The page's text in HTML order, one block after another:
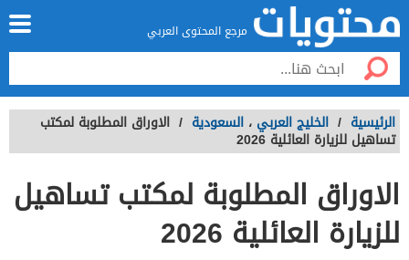
مرجع المحتوى العربي
الرئيسية / الخليج العربي ، السعودية / الاوراق المطلوبة لمكتب
تساهيل للزيارة العائلية 2026
الاوراق المطلوبة لمكتب تساهيل
للزيارة العائلية 2026